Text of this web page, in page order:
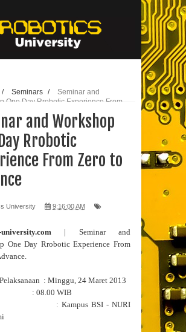
/ Seminars /
Seminar and
One Day Rrobotic Experience From
and Workshop
Rrobotic
From Zero to
University
9:16:00 AM
| Seminar and
One Day Rrobotic Experience From
: Minggu, 24 Maret 2013
: 08.00 WIB
: Kampus BSI - NURI